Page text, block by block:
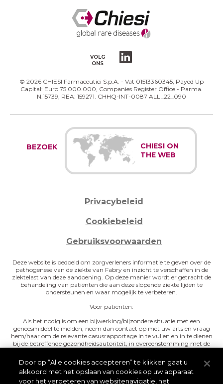
VOLG
ONS
© 2026 CHIESI Farmaceutici S.p.A. - Vat 01513360345, Payed Up
Capital: Euro 75.000.000, Companies Register Office - Parma.
N.15739, REA: 159271. CHHQ-INT-0087 ALL_22_090
BEZOEK
CHIESI ON
THE WEB
Privacybeleid
Cookiebeleid
Gebruiksvoorwaarden
Deze website is bedoeld om zorgverleners informatie te geven over de
pathogenese van de ziekte van Fabry en inzicht te verschaffen in de
ziektelast van deze aandoening. Op deze manier wordt er getracht de
behandeling van patiënten die aan deze slopende ziekte lijden te
ondersteunen en waar mogelijk te verbeteren.
Voor patiënten:
Als het nodig is om een bijwerking/bijzondere situatie met een
geneesmiddel te melden, neem dan contact op met uw arts en vraag
hem/haar om de relevante casusrapportage in te vullen en in te dienen
bij de betreffende gezondheidsautoriteit, in overeenstemming met de
zijn. Wij herinneren u er echter vriendelijk aan dat elke patiënt
dergelijke gevallen rechtstreeks kan melden bij het nationale
meldingssysteem.
Door op “Alle cookies accepteren” te klikken gaat u
akkoord met het opslaan van cookies op uw apparaat
voor het verbeteren van websitenavigatie, het